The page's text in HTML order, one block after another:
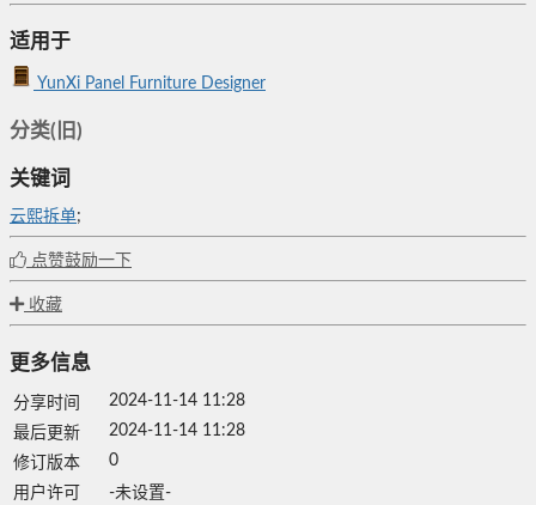
适用于
YunXi Panel Furniture Designer
分类(旧)
关键词
云熙拆单;
点赞鼓励一下
收藏
更多信息
分享时间
2024-11-14 11:28
最后更新
2024-11-14 11:28
修订版本
0
用户许可
-未设置-